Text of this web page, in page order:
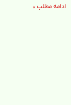
ادامه مطلب »